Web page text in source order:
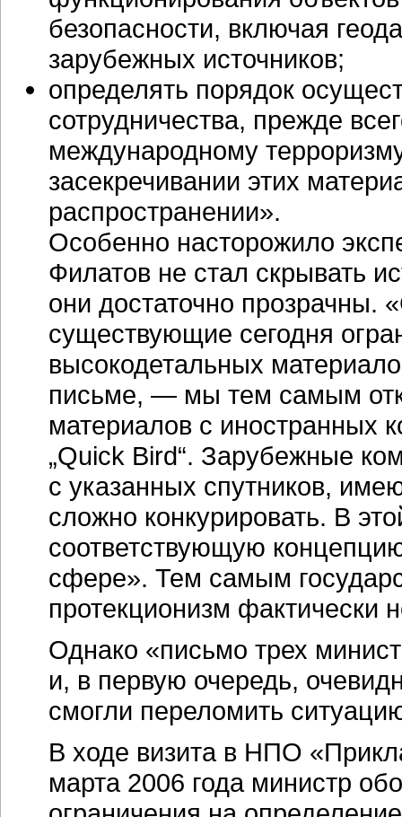
безопасности, включая
зарубежных источников;
определять порядок
сотрудничества, прежде
международному
засекречивании этих
распространении».
Особенно насторожило
Филатов не стал скрывать
они достаточно прозрачны.
существующие сегодня
высокодетальных
письме, — мы тем самым
материалов с иностранных
„Quick Bird“. Зарубежные
с указанных спутников,
сложно конкурировать. В
соответствующую
сфере». Тем самым
протекционизм фактически
Однако «письмо трех
и, в первую очередь,
смогли переломить
В ходе визита в НПО
марта 2006 года министр